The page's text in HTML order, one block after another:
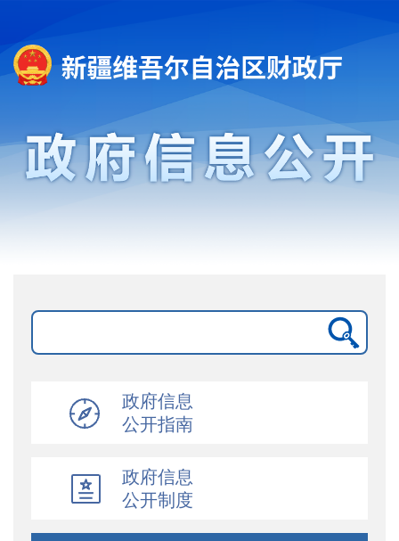
政府信息
公开指南
政府信息
公开制度